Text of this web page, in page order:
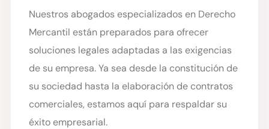
Nuestros abogados especializados en Derecho
Mercantil están preparados para ofrecer
soluciones legales adaptadas a las exigencias
de su empresa. Ya sea desde la constitución de
su sociedad hasta la elaboración de contratos
comerciales, estamos aquí para respaldar su
éxito empresarial.